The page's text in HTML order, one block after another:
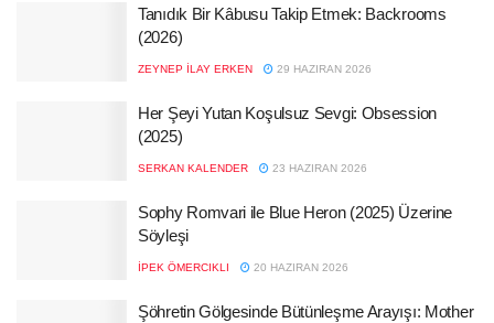
Tanıdık Bir Kâbusu Takip Etmek: Backrooms
(2026)
ZEYNEP İLAY ERKEN 29 HAZIRAN 2026
Her Şeyi Yutan Koşulsuz Sevgi: Obsession
(2025)
SERKAN KALENDER 23 HAZIRAN 2026
Sophy Romvari ile Blue Heron (2025) Üzerine
Söyleşi
İPEK ÖMERCIKLI 20 HAZIRAN 2026
Şöhretin Gölgesinde Bütünleşme Arayışı: Mother